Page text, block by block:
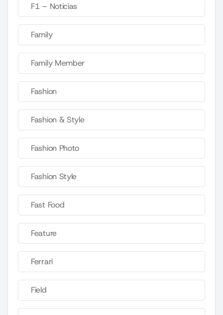
F1 – Noticias
Family
Family Member
Fashion
Fashion & Style
Fashion Photo
Fashion Style
Fast Food
Feature
Ferrari
Field